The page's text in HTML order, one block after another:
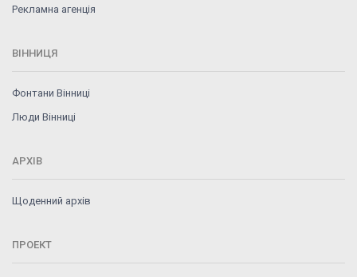
Рекламна агенція
ВІННИЦЯ
Фонтани Вінниці
Люди Вінниці
АРХІВ
Щоденний архів
ПРОЕКТ